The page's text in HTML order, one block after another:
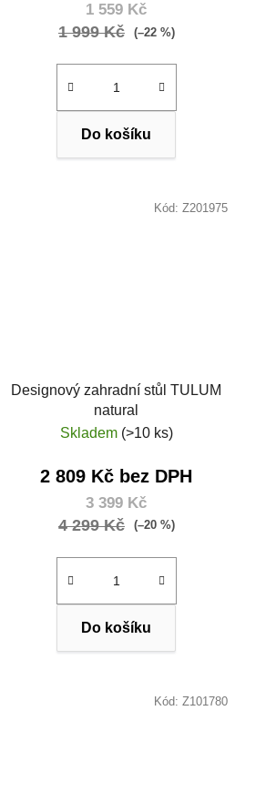
1 559 Kč
1 999 Kč (–22 %)
Do košíku
Designový zahradní stůl TULUM
natural
Skladem (>10 ks)
2 809 Kč bez DPH
3 399 Kč
4 299 Kč (–20 %)
Do košíku
Kód: Z201975
Kód: Z101780